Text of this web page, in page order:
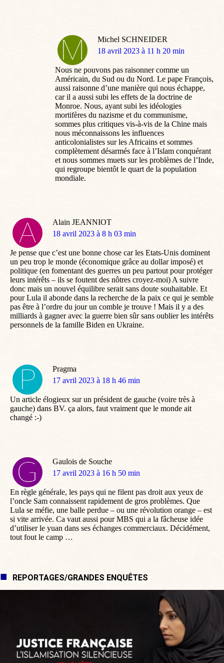
Michel SCHNEIDER
dit
18 avril 2023 à 11 h 20 min
Nous ne pouvons pas raisonner comme un
Américain, du Sud ou du Nord. Le pape François,
aussi raisonne d’une manière qui nous échappe,
car il a aussi subi les effets de la doctrine de
Monroe. Nous, ayant subi les idéologies
mortifères du nazisme et du communisme,
sommes plus critiques vis-à-vis de la Chine mais
nous méconnaissons les influences
anticolonialistes sur les Africains et sommes
complètement désarmés face à l’Islam conquérant
et nous sommes muets sur les problèmes de l’Inde,
qui regroupe bientôt le quart de la population
mondiale.
Alain JEANNIOT
dit
18 avril 2023 à 8 h 03 min
Je pense que c’est une bonne chose car les Etats-Unis dominent
un peu trop le monde (économique grâce au dollar imposé) et
politique (en fomentant des guerres un peu partout pour protéger
leurs intérêts – ils se foutent des nôtres croyez-moi) A suivre
donc mais un nouvel équilibre serait sans doute souhaitable. Et
pour Lula il abonde dans la recherche de la paix ce qui je semble
pas être à l’ordre du jour un comble je trouve ! Mais il y a des
milliards à gagner avec la guerre bien sûr sans oublier les intérêts
personnels de la famille Biden en Ukraine.
Pragma
dit
17 avril 2023 à 18 h 46 min
Un article élogieux sur un président de gauche (voire très à
gauche) dans BV. ça alors, faut vraiment que le monde ait
changé :-)
Gaulois de Souche
dit
17 avril 2023 à 16 h 50 min
En règle générale, les pays qui ne filent pas droit aux yeux de
l’oncle Sam connaissent rapidement de gros problèmes. Que
Lula se méfie, une balle perdue – ou une révolution orange – est
si vite arrivée. Ca vaut aussi pour MBS qui a la fâcheuse idée
d’utiliser le yuan dans ses échanges commerciaux. Décidément,
tout fout le camp …
REPORTAGES/GRANDES ENQUÊTES